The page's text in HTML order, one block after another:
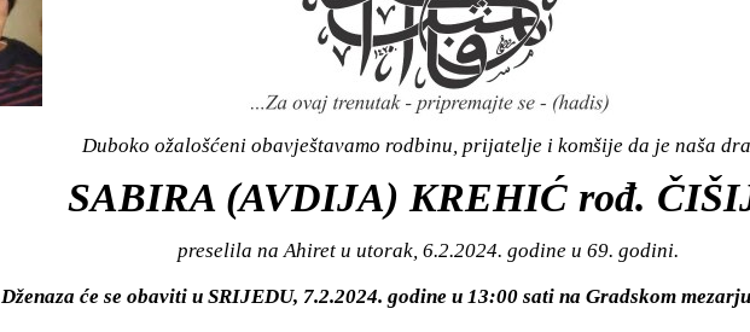
Duboko ožalošćeni obavještavamo rodbinu, prijatelje i komšije da je naša
SABIRA (AVDIJA) KREHIĆ rođ.
preselila na Ahiret u utorak, 6.2.2024. godine u 69. godini.
Dženaza će se obaviti u SRIJEDU, 7.2.2024. godine u 13:00 sati na Gradskom